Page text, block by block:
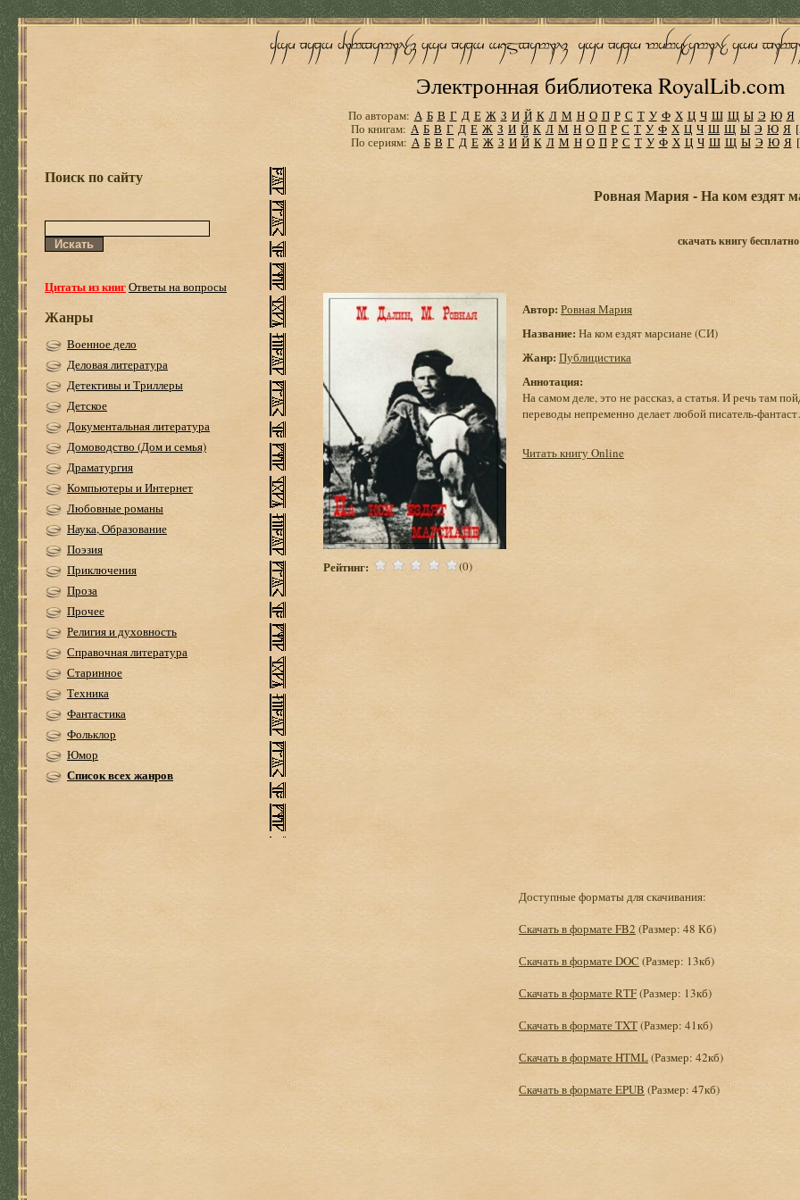
Электронная библиотека RoyalLib.com
По авторам: А Б В Г Д Е Ж З И Й К Л М Н О П Р С Т У Ф Х Ц Ч Ш Щ Ы Э Ю Я
По книгам: А Б В Г Д Е Ж З И Й К Л М Н О П Р С Т У Ф Х Ц Ч Ш Щ Ы Э Ю Я
По сериям: А Б В Г Д Е Ж З И Й К Л М Н О П Р С Т У Ф Х Ц Ч Ш Щ Ы Э Ю Я
Поиск по сайту
Цитаты из книгОтветы на вопросы
Жанры
Военное дело
Деловая литература
Детективы и Триллеры
Детское
Документальная литература
Домоводство (Дом и семья)
Драматургия
Компьютеры и Интернет
Любовные романы
Наука, Образование
Поэзия
Приключения
Проза
Прочее
Религия и духовность
Справочная литература
Старинное
Техника
Фантастика
Фольклор
Юмор
Список всех жанров
Ровная Мария - На ком ездят
скачать книгу бесплатно
Рейтинг: (0)
Автор: Ровная Мария
Название: На ком ездят марсиане (СИ)
Жанр: Публицистика
Аннотация:
На самом деле, это не рассказ, а статья. И речь там
переводы непременно делает любой писатель-
Читать книгу Online
Доступные форматы для скачивания:
Скачать в формате FB2 (Размер: 48 Кб)
Скачать в формате DOC (Размер: 13кб)
Скачать в формате RTF(Размер: 13кб)
Скачать в формате TXT(Размер: 41кб)
Скачать в формате HTML(Размер: 42кб)
Скачать в формате EPUB (Размер: 47кб)